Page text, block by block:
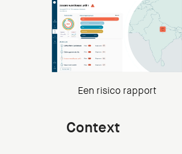
Een risico rapport
Context